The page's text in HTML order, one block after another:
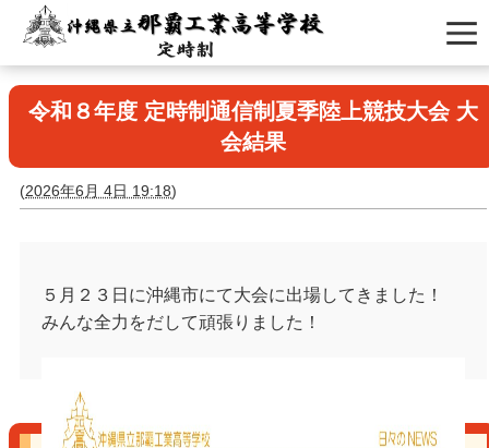
令和８年度 定時制通信制夏季陸上競技大会 大
会結果
(2026年6月 4日 19:18)
５月２３日に沖縄市にて大会に出場してきました！
みんな全力をだして頑張りました！